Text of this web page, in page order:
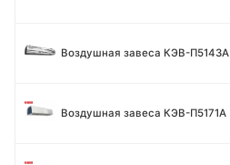
Воздушная завеса КЭВ-П5143A
Воздушная завеса КЭВ-П5171А